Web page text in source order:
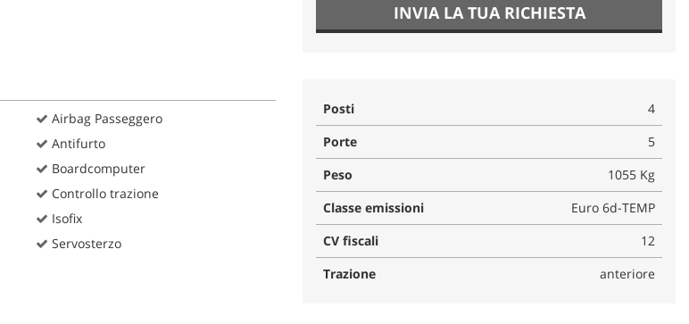
INVIA LA TUA RICHIESTA
Airbag Passeggero
Antifurto
Boardcomputer
Controllo trazione
Isofix
Servosterzo
Posti
4
Porte
5
Peso
1055 Kg
Classe emissioni
Euro 6d-TEMP
CV fiscali
12
Trazione
anteriore